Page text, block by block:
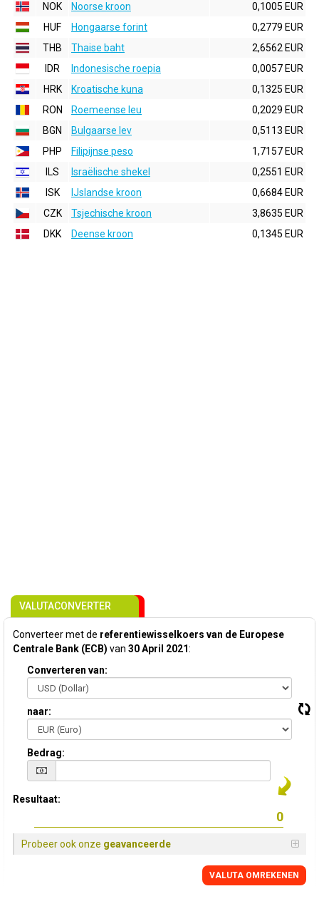
NOK
Noorse kroon
0,1005 EUR
HUF
Hongaarse forint
0,2779 EUR
THB
Thaise baht
2,6562 EUR
IDR
Indonesische roepia
0,0057 EUR
HRK
Kroatische kuna
0,1325 EUR
RON
Roemeense leu
0,2029 EUR
BGN
Bulgaarse lev
0,5113 EUR
PHP
Filipijnse peso
1,7157 EUR
ILS
Israëlische shekel
0,2551 EUR
ISK
IJslandse kroon
0,6684 EUR
CZK
Tsjechische kroon
3,8635 EUR
DKK
Deense kroon 0,1345 EUR
VALUTACONVERTER
Converteer met de referentiewisselkoers van de Europese
Centrale Bank (ECB) van 30 April 2021:
Converteren van:
naar:
Bedrag:
Resultaat:
Probeer ook onze geavanceerde
VALUTA OMREKENEN